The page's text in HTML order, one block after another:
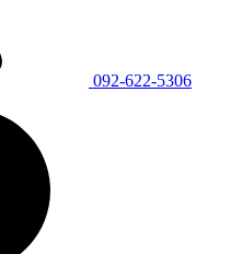
092-622-5306